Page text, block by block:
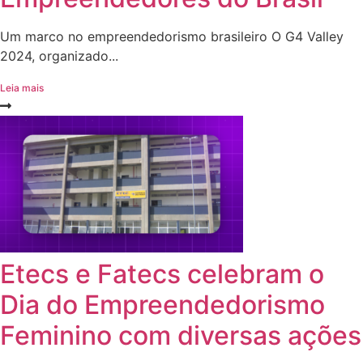
Um marco no empreendedorismo brasileiro O G4 Valley
2024, organizado...
Leia mais
Etecs e Fatecs celebram o
Dia do Empreendedorismo
Feminino com diversas ações